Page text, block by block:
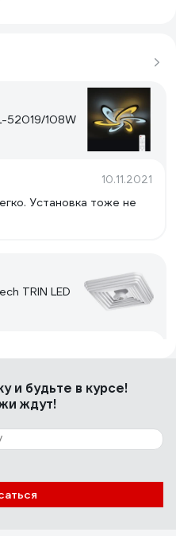
52019/108W
10.11.2021
Установка тоже не
TRIN LED
с ДУ 52Вт,
10.11.2021
и будьте в курсе!
ждут!